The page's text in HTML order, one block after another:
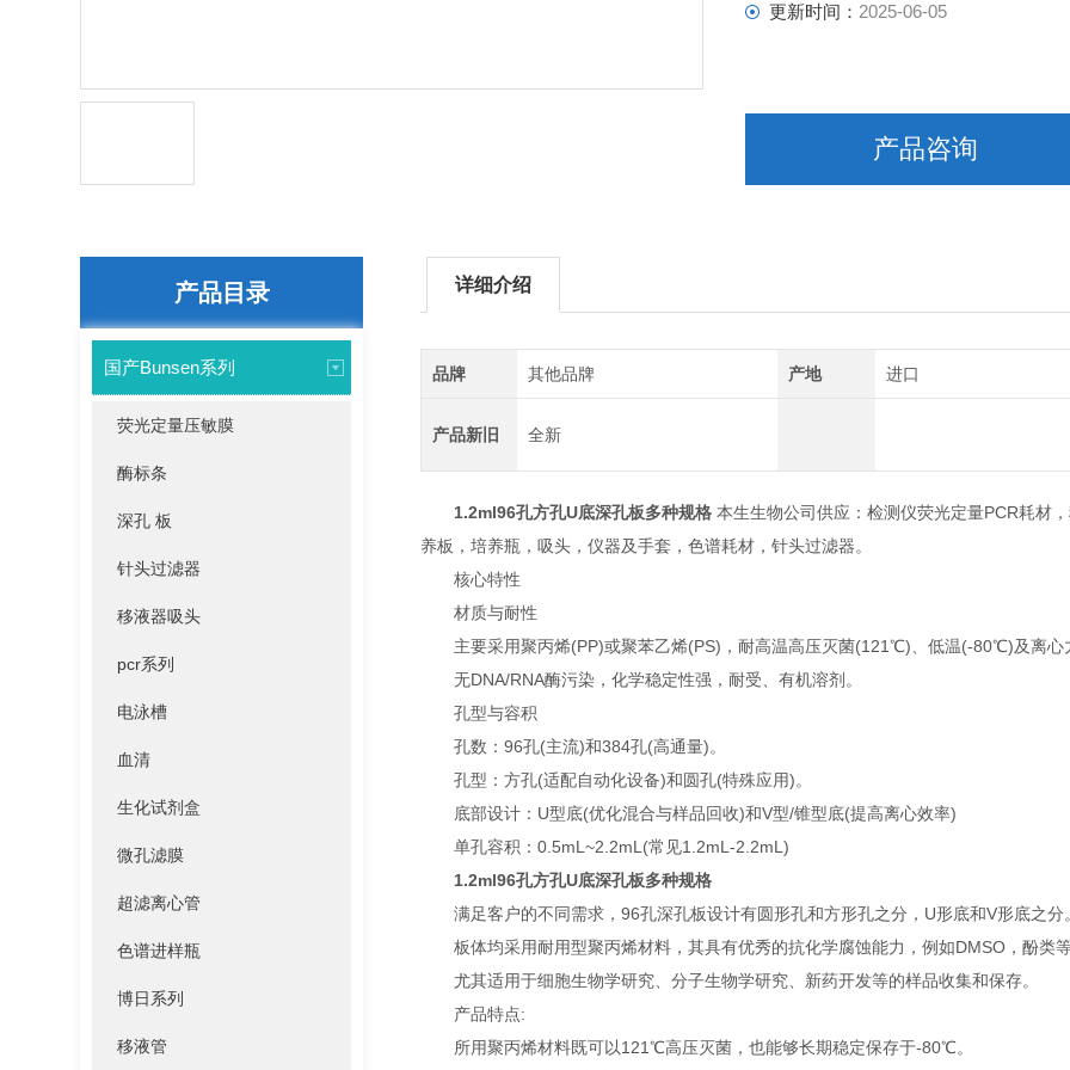
更新时间： 2025-06-05
产品咨询
产品目录
国产Bunsen系列
荧光定量压敏膜
酶标条
深孔 板
针头过滤器
移液器吸头
pcr系列
电泳槽
血清
生化试剂盒
微孔滤膜
超滤离心管
色谱进样瓶
博日系列
移液管
详细介绍
品牌 其他品牌 产地 进口
产品新旧 全新
1.2ml96孔方孔U底深孔板多种规格本生生物公司供应：检测仪荧光定量PCR耗材
养板，培养瓶，吸头，仪器及手套，色谱耗材，针头过滤器。
核心特性‌
‌材质与耐性‌
主要采用聚丙烯(PP)或聚苯乙烯(PS)，耐高温高压灭菌(121℃)、低温(-80℃)及离心
无DNA/RNA酶污染，化学稳定性强，耐受、有机溶剂。
‌孔型与容积‌
‌孔数‌：96孔(主流)和384孔(高通量)。
‌孔型‌：方孔(适配自动化设备)和圆孔(特殊应用)。
‌底部设计‌：U型底(优化混合与样品回收)和V型/锥型底(提高离心效率)
‌单孔容积‌：0.5mL~2.2mL(常见1.2mL-2.2mL)
1.2ml96孔方孔U底深孔板多种规格
满足客户的不同需求，96孔深孔板设计有圆形孔和方形孔之分，U形底和V形底之分。
板体均采用耐用型聚丙烯材料，其具有优秀的抗化学腐蚀能力，例如DMSO，酚类等
尤其适用于细胞生物学研究、分子生物学研究、新药开发等的样品收集和保存。
产品特点:
所用聚丙烯材料既可以121℃高压灭菌，也能够长期稳定保存于-80℃。